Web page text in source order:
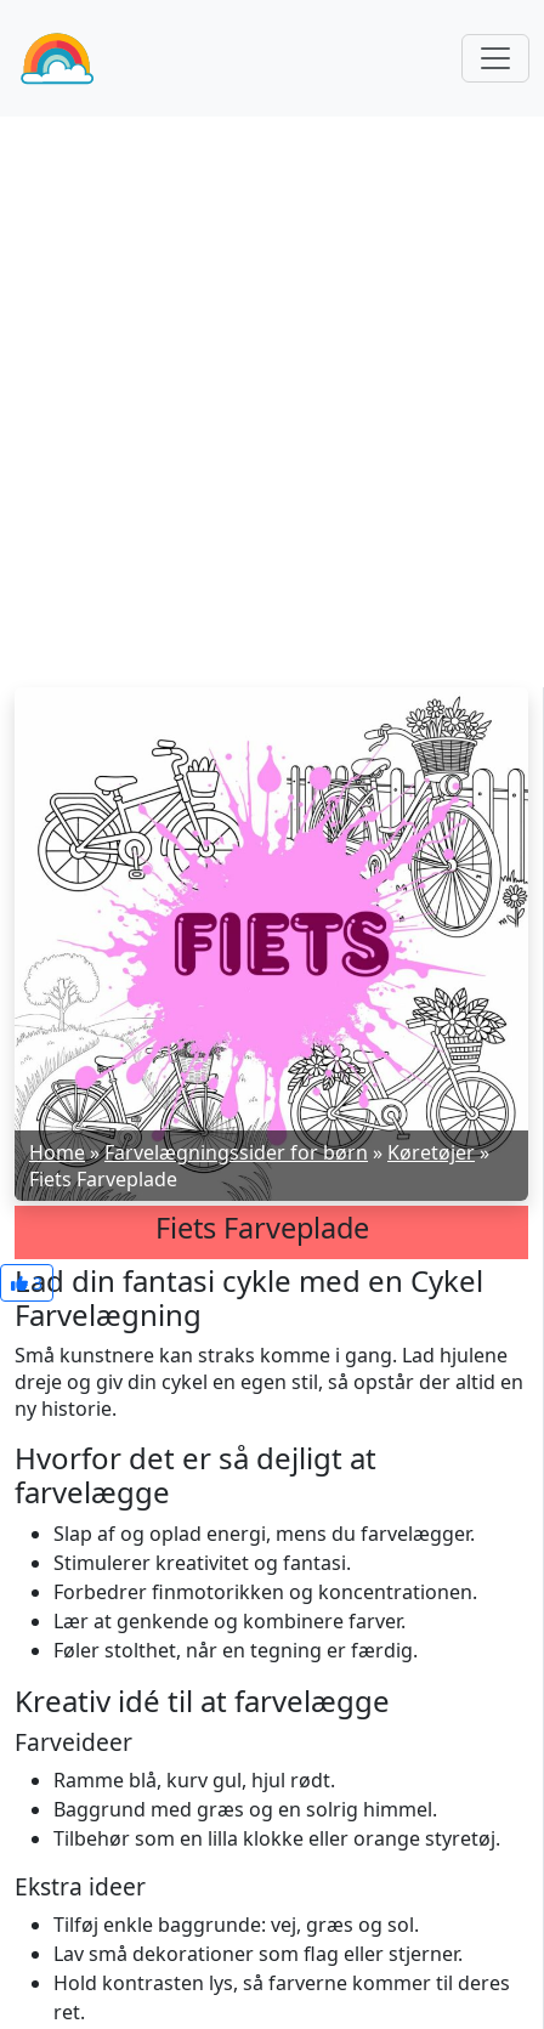
Home»Farvelægningssider for børn » Køretøjer»
Fiets Farveplade
Fiets Farveplade
3
Lad din fantasi cykle med en Cykel
Farvelægning
Små kunstnere kan straks komme i gang. Lad hjulene
dreje og giv din cykel en egen stil, så opstår der altid en
ny historie.
Hvorfor det er så dejligt at
farvelægge
Slap af og oplad energi, mens du farvelægger.
Stimulerer kreativitet og fantasi.
Forbedrer finmotorikken og koncentrationen.
Lær at genkende og kombinere farver.
Føler stolthet, når en tegning er færdig.
Kreativ idé til at farvelægge
Farveideer
Ramme blå, kurv gul, hjul rødt.
Baggrund med græs og en solrig himmel.
Tilbehør som en lilla klokke eller orange styretøj.
Ekstra ideer
Tilføj enkle baggrunde: vej, græs og sol.
Lav små dekorationer som flag eller stjerner.
Hold kontrasten lys, så farverne kommer til deres
ret.